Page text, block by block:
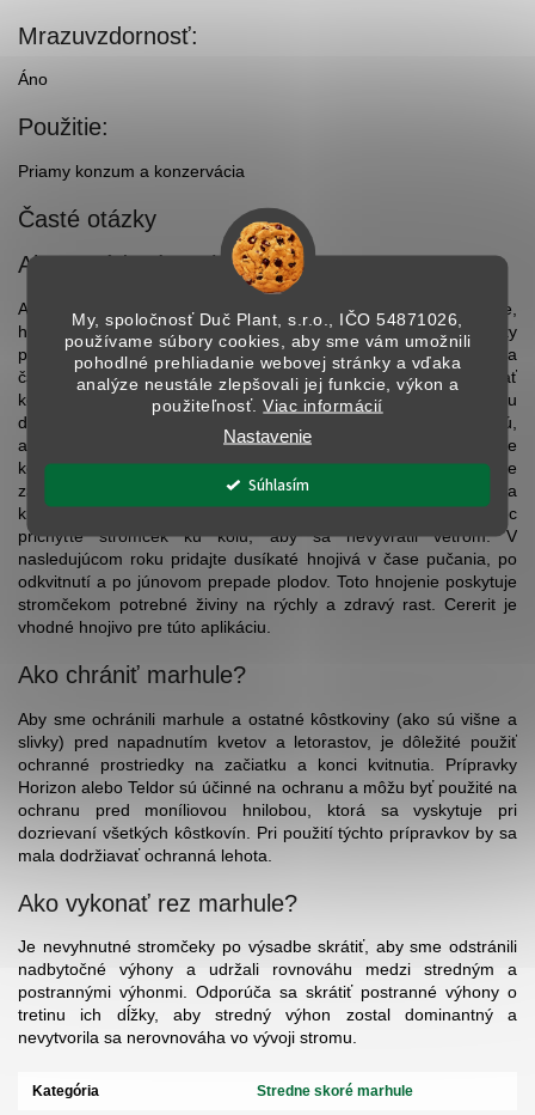
My, spoločnosť Duč Plant, s.r.o., IČO 54871026,
používame súbory cookies, aby sme vám umožnili
pohodlné prehliadanie webovej stránky a vďaka
analýze neustále zlepšovali jej funkcie, výkon a
použiteľnosť.Viac informácií
Nastavenie
Súhlasím
Mrazuvzdornosť:
Áno
Použitie:
Priamy konzum a konzervácia
Časté otázky
Ako vysádzať marhule?
Ak plánujete výsadbu marhúľ, ideálny termín je jesenné obdobie,
hoci môžete vysádzať aj na jar. V tom prípade však stromčeky
prirodzenú zimnú vlhkosť stratia, preto musíte byť obozretní a
častejšie ich zavlažovať. Kontajnerové stromy možno vysádzať
kedykoľvek počas roka. Pri vlastnej výsadbe vytvorte jamu
dostatočne širokú na umiestnenie koreňov a dostatočne hlbokú,
aby miesto očkovania odrody zostalo nad úrovňou pôdy. Zasypte
korene jemnou zeminou a dôkladne zalejte vodou. Pre
zabránenie odtoku vody vytvorte okolo stromu
a
kmeň ochráňte vhodnou ochranou pred hlodavcami. Nakoniec
prichyťte stromček ku kolu, aby sa nevyvrátil vetrom. V
nasledujúcom roku pridajte dusíkaté hnojivá v čase pučania, po
odkvitnutí a po júnovom prepade plodov. Toto hnojenie poskytuje
stromčekom potrebné živiny na rýchly a zdravý rast. Cererit je
vhodné hnojivo pre túto aplikáciu.
Ako chrániť marhule?
Aby sme ochránili marhule a ostatné kôstkoviny (ako sú višne a
slivky) pred napadnutím kvetov a letorastov, je dôležité použiť
ochranné prostriedky na začiatku a konci kvitnutia. Prípravky
Horizon alebo Teldor sú účinné na ochranu a môžu byť použité na
ochranu pred moníliovou hnilobou, ktorá sa vyskytuje pri
dozrievaní všetkých kôstkovín. Pri použití týchto prípravkov by sa
mala dodržiavať ochranná lehota.
Ako vykonať rez marhule?
Je nevyhnutné stromčeky po výsadbe skrátiť, aby sme odstránili
nadbytočné výhony a udržali rovnováhu medzi stredným a
postrannými výhonmi. Odporúča sa skrátiť postranné výhony o
tretinu ich dĺžky, aby stredný výhon zostal dominantný a
nevytvorila sa nerovnováha vo vývoji stromu.
Kategória Stredne skoré marhule